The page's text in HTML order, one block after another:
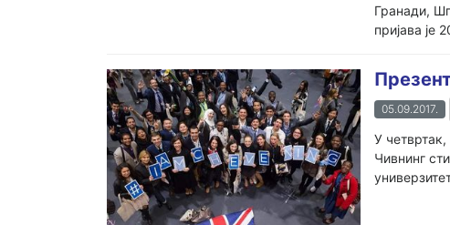
Гранади,
пријава је
05.09.2017.
У
Чивнинг